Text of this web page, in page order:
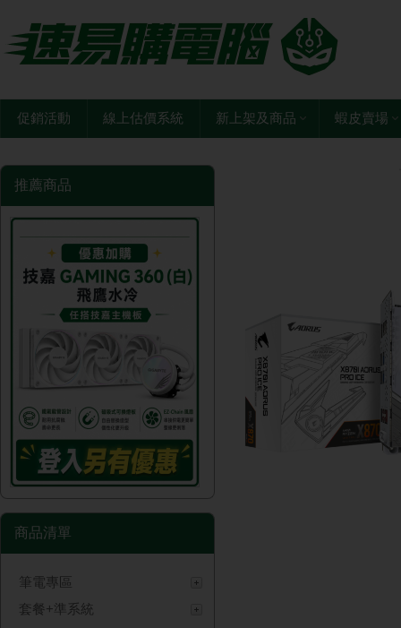
促銷活動 線上估價系統 新上架及商品 蝦皮賣場
推薦商品
商品清單
筆電專區
套餐+準系統